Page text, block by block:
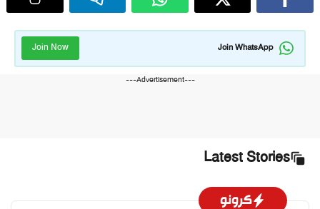
Join WhatsApp
Join Now
---Advertisement---
Latest Stories
كرونو